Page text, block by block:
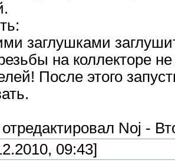
заглушками
на коллекторе
После этого
Noj -
09:43]